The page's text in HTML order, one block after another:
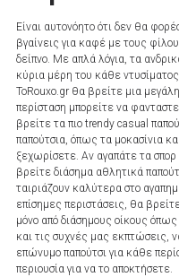
Είναι αυτονόητο ότι δεν θα
βγαίνεις για καφέ με τους
δείπνο. Με απλά λόγια, τα
κύρια μέρη του κάθε
ToRouxo.gr θα βρείτε μια
περίσταση μπορείτε να
βρείτε τα πιο trendy casual
παπούτσια, όπως τα μοκασίνια
ξεχωρίσετε. Αν αγαπάτε τα σπορ
βρείτε διάσημα αθλητικά
ταιριάζουν καλύτερα στο
επίσημες περιστάσεις, θα
μόνο από διάσημους οίκους
και τις συχνές μας εκπτώσεις,
επώνυμο παπούτσι για κάθε
περιουσία για να το αποκτήσετε.